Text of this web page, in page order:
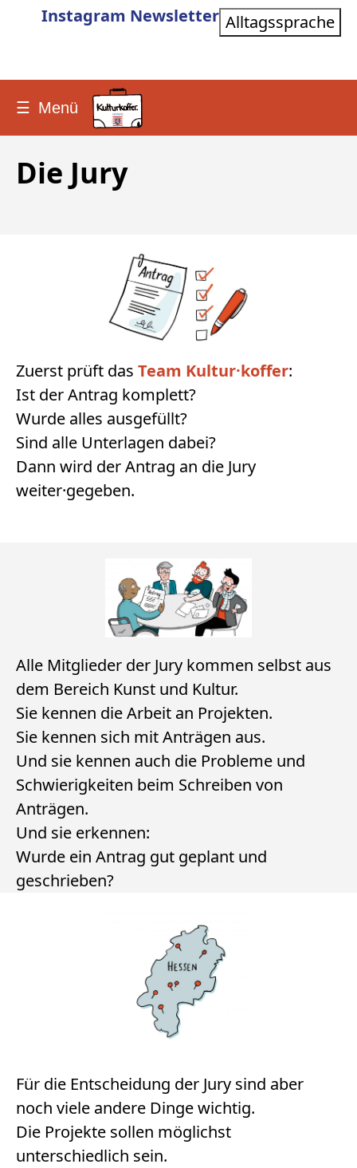
Instagram Newsletter Alltagssprache
☰ Menü
Die Jury
Zuerst prüft das Team Kultur·koffer:
Ist der Antrag komplett?
Wurde alles ausgefüllt?
Sind alle Unterlagen dabei?
Dann wird der Antrag an die Jury
weiter·gegeben.
Alle Mitglieder der Jury kommen selbst aus
dem Bereich Kunst und Kultur.
Sie kennen die Arbeit an Projekten.
Sie kennen sich mit Anträgen aus.
Und sie kennen auch die Probleme und
Schwierigkeiten beim Schreiben von
Anträgen.
Und sie erkennen:
Wurde ein Antrag gut geplant und
geschrieben?
Für die Entscheidung der Jury sind aber
noch viele andere Dinge wichtig.
Die Projekte sollen möglichst
unterschiedlich sein.